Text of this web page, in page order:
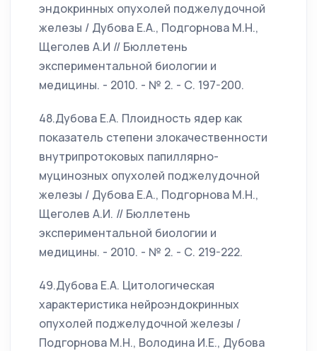
эндокринных опухолей поджелудочной
железы / Дубова Е.А., Подгорнова М.Н.,
Щеголев А.И // Бюллетень
экспериментальной биологии и
медицины. - 2010. - № 2. - С. 197-200.
48.Дубова Е.А. Плоидность ядер как
показатель степени злокачественности
внутрипротоковых папиллярно-
муцинозных опухолей поджелудочной
железы / Дубова Е.А., Подгорнова М.Н.,
Щеголев А.И. // Бюллетень
экспериментальной биологии и
медицины. - 2010. - № 2. - С. 219-222.
49.Дубова Е.А. Цитологическая
характеристика нейроэндокринных
опухолей поджелудочной железы /
Подгорнова М.Н., Володина И.Е., Дубова